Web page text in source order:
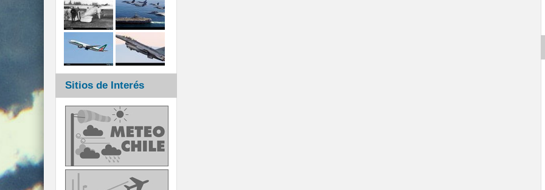
Sitios de Interés